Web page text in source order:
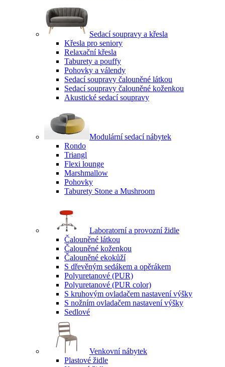
Sedací soupravy a křesla
Křesla pro seniory
Relaxační křesla
Taburety a pouffy
Pohovky a válendy
Sedací soupravy čalouněné látkou
Sedací soupravy čalouněné koženkou
Akustické sedací soupravy
Modulární sedací nábytek
Rondo
Triangl
Flexi lounge
Marshmallow
Pohovky
Taburety Stone a Mushroom
Laboratorní a provozní židle
Čalouněné látkou
Čalouněné koženkou
Čalouněné ekokůží
S dřevěným sedákem a opěrákem
Polyuretanové (PUR)
Polyuretanové (PUR color)
S kruhovým ovladačem nastavení výšky
S nožním ovladačem nastavení výšky
Sedlové
Venkovní nábytek
Plastové židle